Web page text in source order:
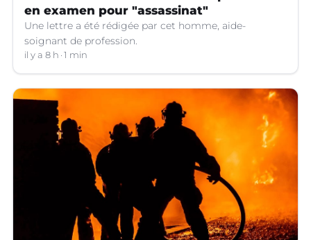
en examen pour "assassinat"
Une lettre a été rédigée par cet homme, aide-
soignant de profession.
il y a 8 h 1 min